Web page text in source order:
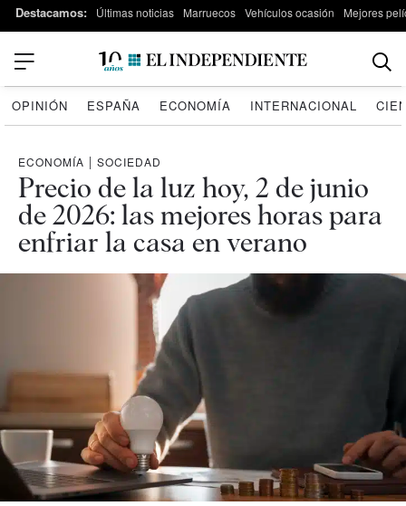
Destacamos: Últimas noticias Marruecos Vehículos ocasión Mejores
OPINIÓN ESPAÑA ECONOMÍA INTERNACIONAL
ECONOMÍA | SOCIEDAD
Precio de la luz hoy, 2 de junio
de 2026: las mejores horas para
enfriar la casa en verano